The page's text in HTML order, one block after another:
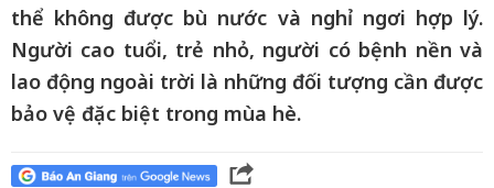
thể không được bù nước và nghỉ ngơi hợp lý.
Người cao tuổi, trẻ nhỏ, người có bệnh nền và
lao động ngoài trời là những đối tượng cần được
bảo vệ đặc biệt trong mùa hè.